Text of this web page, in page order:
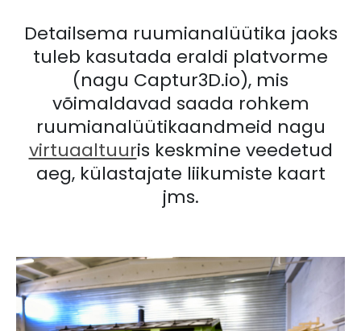
Detailsema ruumianalüütika jaoks
tuleb kasutada eraldi platvorme
(nagu Captur3D.io), mis
võimaldavad saada rohkem
ruumianalüütikaandmeid nagu
virtuaaltuuris keskmine veedetud
aeg, külastajate liikumiste kaart
jms.